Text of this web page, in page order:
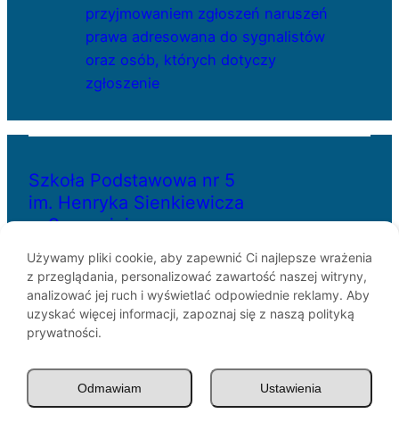
przyjmowaniem zgłoszeń naruszeń
prawa adresowana do sygnalistów
oraz osób, których dotyczy
zgłoszenie
Szkoła Podstawowa nr 5
im. Henryka Sienkiewicza
w Szczecinie
ul. Bł. Królowej Jadwigi 29
70-262 Szczecin
telefon: 91-433-30-07
e-mail: sp5@miasto.szczecin.pl
© SP5 Szczecin 1946 –2026
Używamy pliki cookie, aby zapewnić Ci najlepsze wrażenia
z przeglądania, personalizować zawartość naszej witryny,
analizować jej ruch i wyświetlać odpowiednie reklamy. Aby
uzyskać więcej informacji, zapoznaj się z naszą polityką
prywatności.
Ustawienia
Odmawiam